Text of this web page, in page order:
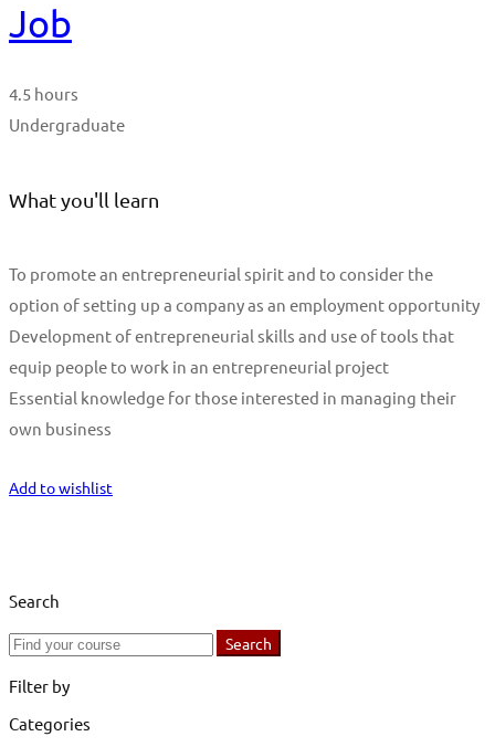
Job
4.5 hours
Undergraduate
What you'll learn
To promote an entrepreneurial spirit and to consider the
option of setting up a company as an employment opportunity
Development of entrepreneurial skills and use of tools that
equip people to work in an entrepreneurial project
Essential knowledge for those interested in managing their
own business
Add to wishlist
Search
Search
Search
Filter by
Categories